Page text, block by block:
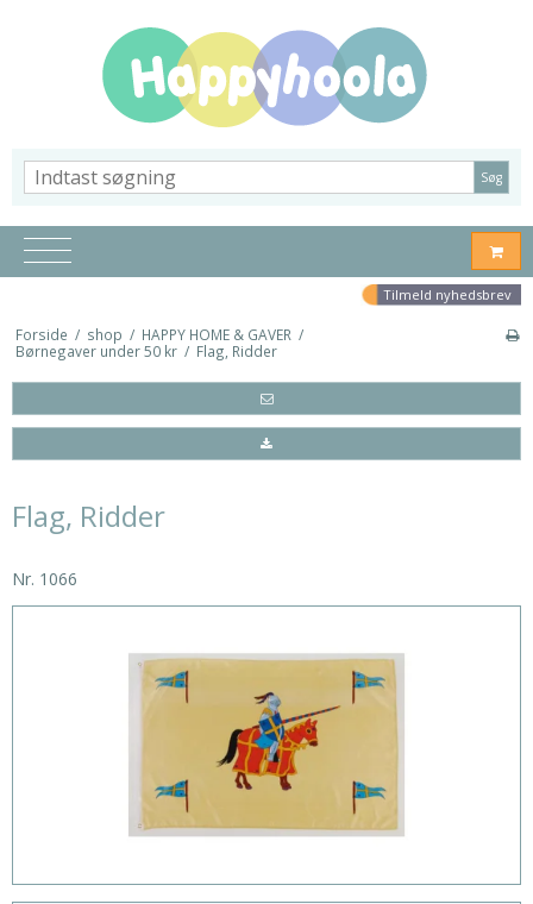
Søg
Tilmeld nyhedsbrev
Forside / shop / HAPPY HOME & GAVER /
Børnegaver under 50 kr / Flag, Ridder
Flag, Ridder
Nr. 1066